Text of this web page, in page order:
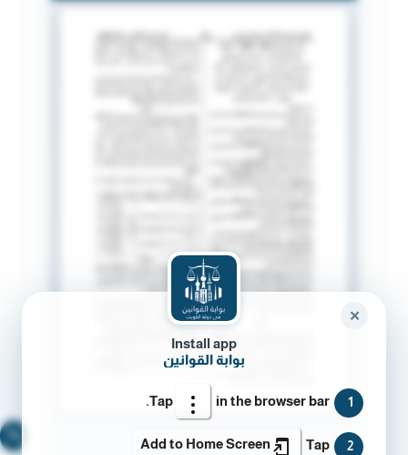
Install app
بوابة القوانين
1
Tap in the browser bar.
2
Tap
Add to Home Screen
✕